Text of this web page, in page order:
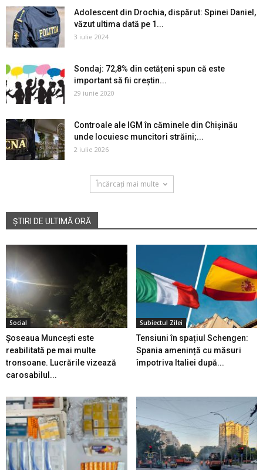
Adolescent din Drochia, dispărut: Spinei Daniel,
văzut ultima dată pe 1...
3 iulie 2024
Sondaj: 72,8% din cetățeni spun că este
important să fii creștin...
29 iunie 2020
Controale ale IGM în căminele din Chișinău
unde locuiesc muncitori străini;...
2 iulie 2026
Încărcați mai multe
ȘTIRI DE ULTIMĂ ORĂ
Social
Șoseaua Muncești este
reabilitată pe mai multe
tronsoane. Lucrările vizează
carosabilul...
Subiectul Zilei
Tensiuni în spațiul Schengen:
Spania amenință cu măsuri
împotriva Italiei după...